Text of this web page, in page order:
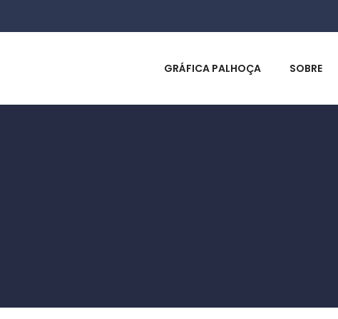
GRÁFICA PALHOÇA SOBRE